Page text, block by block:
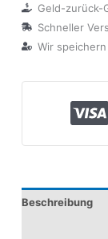
Geld-zurück-
Schneller
Wir
Beschreibung